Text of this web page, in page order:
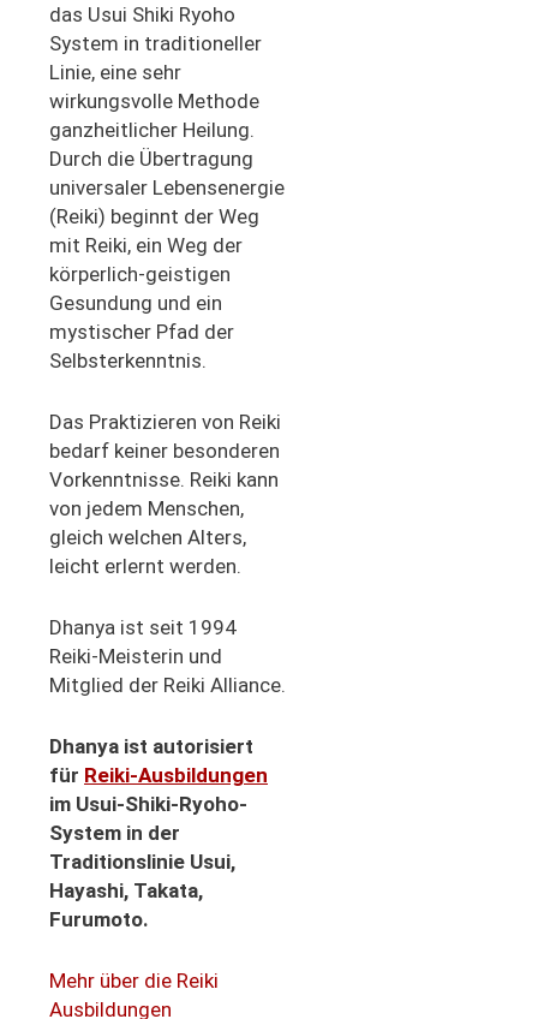
das Usui Shiki Ryoho
System in traditioneller
Linie, eine sehr
wirkungsvolle Methode
ganzheitlicher Heilung.
Durch die Übertragung
universaler Lebensenergie
(Reiki) beginnt der Weg
mit Reiki, ein Weg der
körperlich-geistigen
Gesundung und ein
mystischer Pfad der
Selbsterkenntnis.
Das Praktizieren von Reiki
bedarf keiner besonderen
Vorkenntnisse. Reiki kann
von jedem Menschen,
gleich welchen Alters,
leicht erlernt werden.
Dhanya ist seit 1994
Reiki-Meisterin und
Mitglied der Reiki Alliance.
Dhanya ist autorisiert
für Reiki-Ausbildungen
im Usui-Shiki-Ryoho-
System in der
Traditionslinie Usui,
Hayashi, Takata,
Furumoto.
Mehr über die Reiki
Ausbildungen